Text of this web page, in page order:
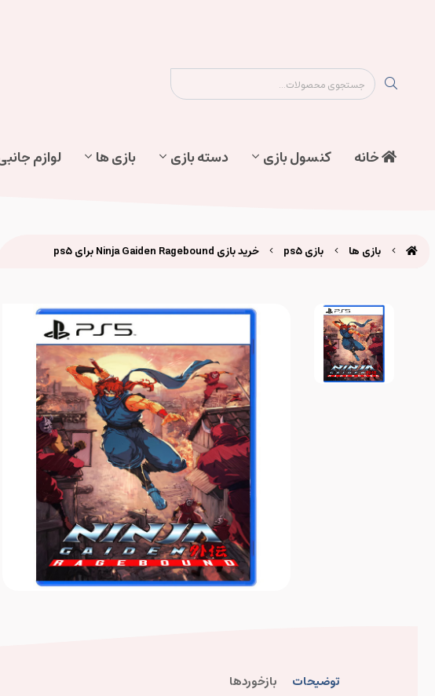
خانه کنسول بازی دسته بازی بازی ها لوازم
بازی ها بازی ps5 خرید بازی Ninja Gaiden Ragebound برای ps5
توضیحات بازخوردها